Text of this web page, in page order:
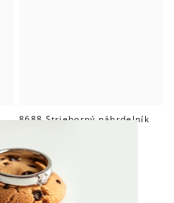
8688 Strieborný náhrdelník
Skladom
€53